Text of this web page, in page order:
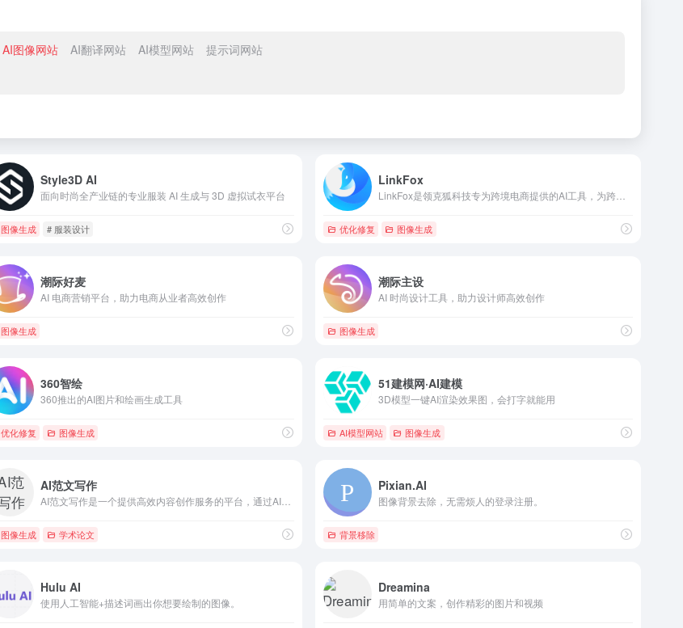
AI图像网站 AI翻译网站 AI模型网站
提示词网站
Style3D AI
面向时尚全产业链的专业服装 AI 生成与 3D 虚拟试衣平台
图像生成 # 服装设计
LinkFox
优化修复 图像生成
潮际好麦
AI 电商营销平台，助力电商从业者高效创作
图像生成
潮际主设
AI 时尚设计工具，助力设计师高效创作
图像生成
360智绘
360推出的AI图片和绘画生成工具
优化修复 图像生成
51建模网·AI建模
3D模型一键AI渲染效果图，会打字就能用
AI模型网站 图像生成
AI范文写作
AI范文写作是一个提供高效内容创作服务的平台，通过AI技术帮助用户快速生成高质量的文章和文本。
图像生成 学术论文
Pixian.AI
图像背景去除，无需烦人的登录注册。
背景移除
Hulu AI
使用人工智能+描述词画出你想要绘制的图像。
Dreamina
用简单的文案，创作精彩的图片和视频